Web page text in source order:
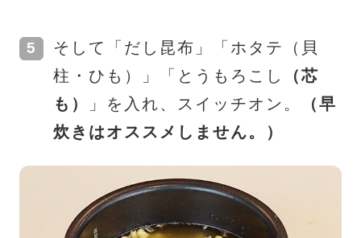
そして「だし昆布」「ホタテ（貝
柱・ひも）」「とうもろこし
（芯
も）
」を入れ、スイッチオン。
（早
炊きはオススメしません。）